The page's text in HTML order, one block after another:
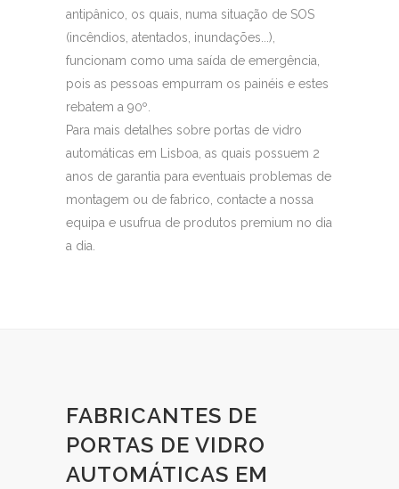
antipânico, os quais, numa situação de SOS
(incêndios, atentados, inundações...),
funcionam como uma saída de emergência,
pois as pessoas empurram os painéis e estes
rebatem a 90º.
Para mais detalhes sobre portas de vidro
automáticas em Lisboa, as quais possuem 2
anos de garantia para eventuais problemas de
montagem ou de fabrico, contacte a nossa
equipa e usufrua de produtos premium no dia
a dia.
FABRICANTES DE
PORTAS DE VIDRO
AUTOMÁTICAS EM